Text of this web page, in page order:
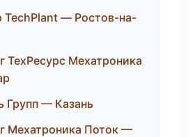
TechPlant — Ростов-на-
ТехРесурс Мехатроника
Групп — Казань
Мехатроника Поток —